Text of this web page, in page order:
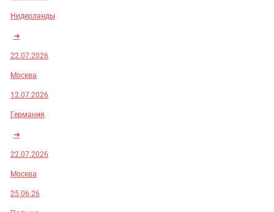
Нидерланды
➜
22.07.2026
Москва
12.07.2026
Германия
➜
22.07.2026
Москва
25.06.26